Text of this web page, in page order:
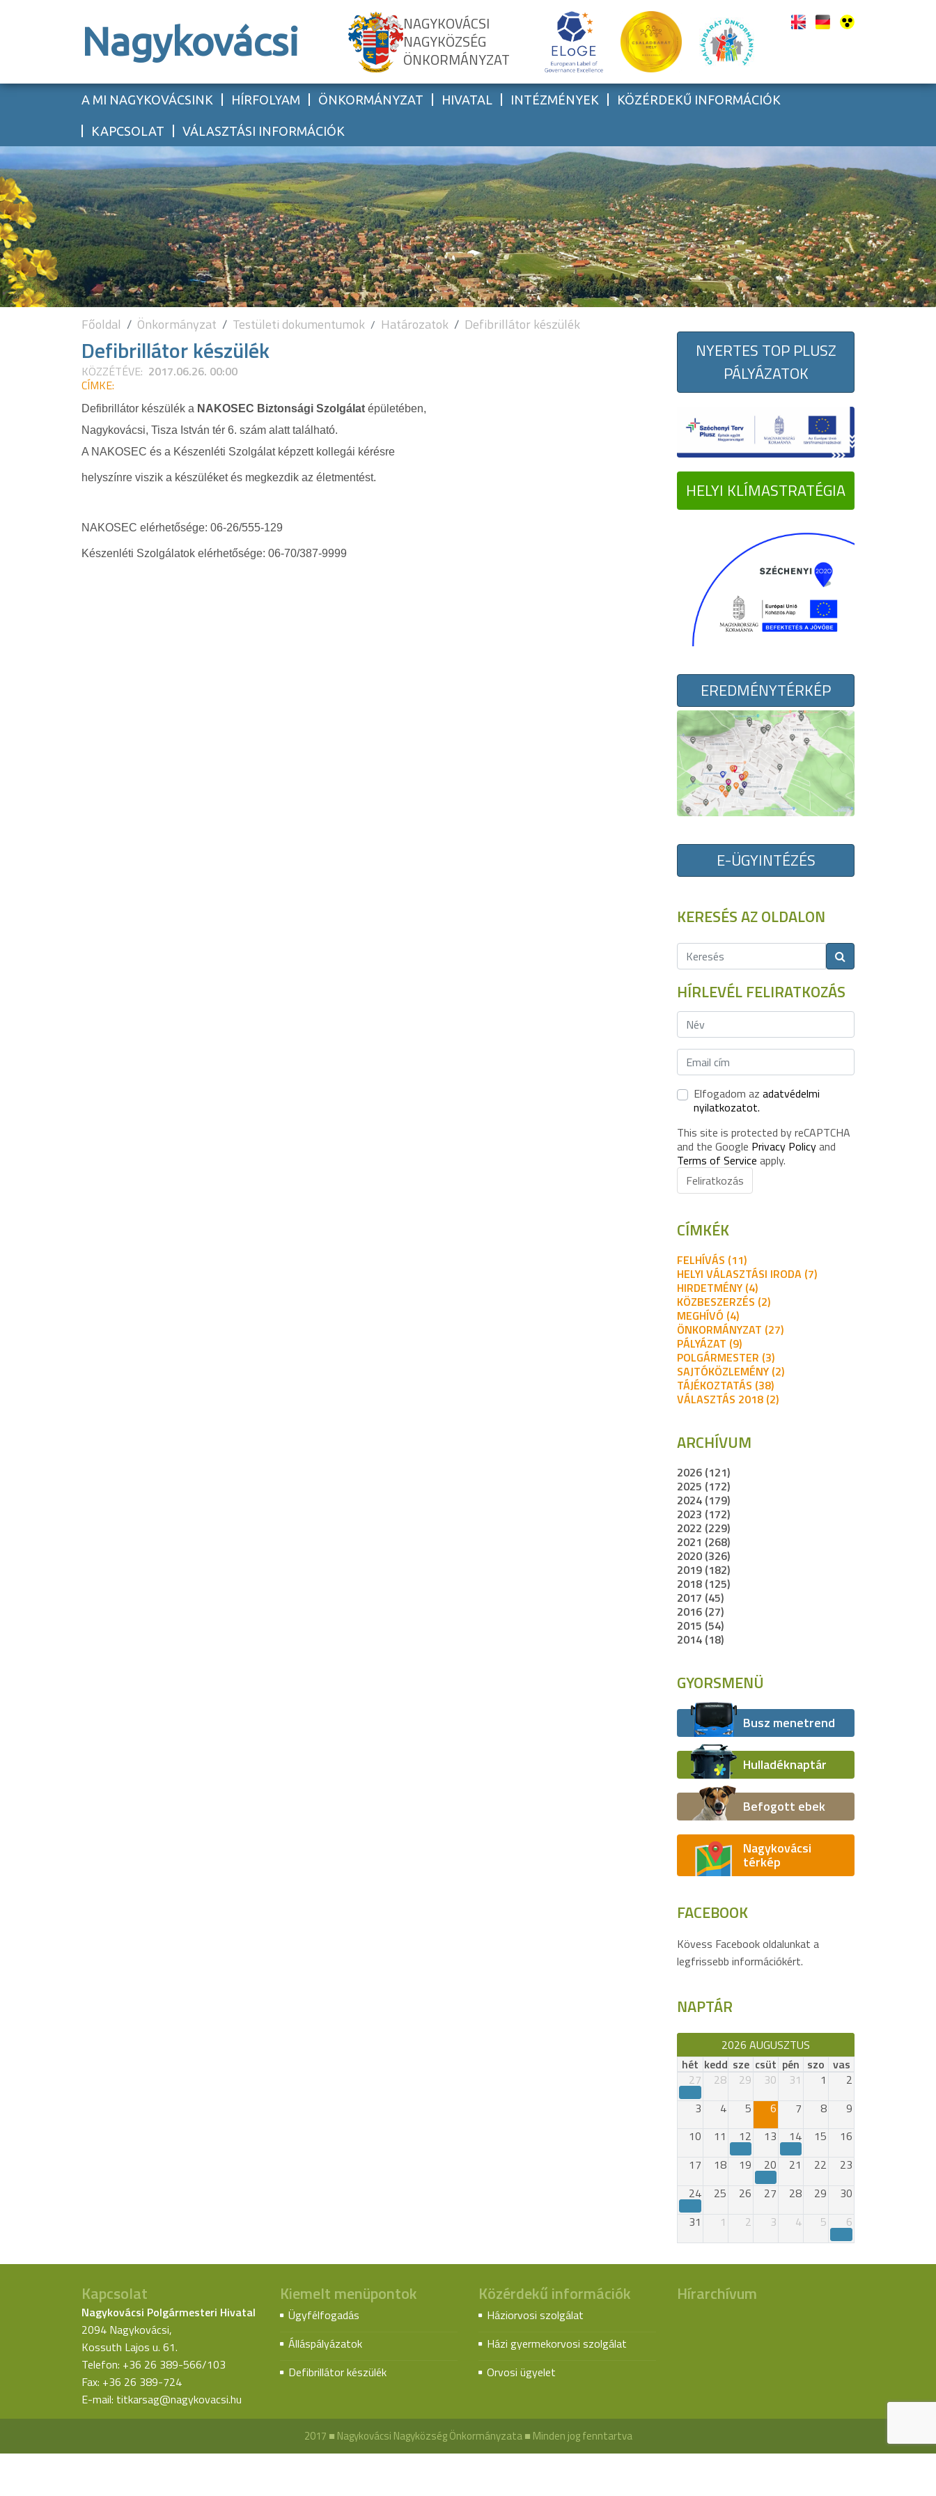
Nagykovácsi
NAGYKOVÁCSI
NAGYKÖZSÉG
ÖNKORMÁNYZAT
A MI NAGYKOVÁCSINK HÍRFOLYAM ÖNKORMÁNYZAT HIVATAL INTÉZMÉNYEK KÖZÉRDEKŰ INFORMÁCIÓK
KAPCSOLAT VÁLASZTÁSI INFORMÁCIÓK
Főoldal Önkormányzat Testületi dokumentumok Határozatok Defibrillátor készülék
Defibrillátor készülék
KÖZZÉTÉVE: 2017.06.26. 00:00
CÍMKE:
Defibrillátor készülék a NAKOSEC Biztonsági Szolgálat épületében,
Nagykovácsi, Tisza István tér 6. szám alatt található.
A NAKOSEC és a Készenléti Szolgálat képzett kollegái kérésre
helyszínre viszik a készüléket és megkezdik az életmentést.
NAKOSEC elérhetősége: 06-26/555-129
Készenléti Szolgálatok elérhetősége: 06-70/387-9999
NYERTES TOP PLUSZ
PÁLYÁZATOK
HELYI KLÍMASTRATÉGIA
EREDMÉNYTÉRKÉP
E-ÜGYINTÉZÉS
KERESÉS AZ OLDALON
HÍRLEVÉL FELIRATKOZÁS
Elfogadom az adatvédelmi
nyilatkozatot.
This site is protected by reCAPTCHA
and the Google Privacy Policyand
Terms of Service apply.
Feliratkozás
CÍMKÉK
FELHÍVÁS (11)
HELYI VÁLASZTÁSI IRODA (7)
HIRDETMÉNY (4)
KÖZBESZERZÉS (2)
MEGHÍVÓ (4)
ÖNKORMÁNYZAT (27)
PÁLYÁZAT (9)
POLGÁRMESTER (3)
SAJTÓKÖZLEMÉNY (2)
TÁJÉKOZTATÁS (38)
VÁLASZTÁS 2018 (2)
ARCHÍVUM
2026 (121)
2025 (172)
2024 (179)
2023 (172)
2022 (229)
2021 (268)
2020 (326)
2019 (182)
2018 (125)
2017 (45)
2016 (27)
2015 (54)
2014 (18)
GYORSMENÜ
Busz menetrend
Hulladéknaptár
Befogott ebek
Nagykovácsi
térkép
FACEBOOK
Kövess Facebook oldalunkat a
legfrissebb információkért.
NAPTÁR
2026 AUGUSZTUS
hét kedd sze csüt pén szo vas
27
28 29 30 31 1
2
3
4 5 6 7 8
9
10
11 12 13 14 15
16
17
18 19 20 21 22
23
24
25 26 27 28 29
30
31
1 2 3 4 5 6
Kapcsolat
Nagykovácsi Polgármesteri Hivatal
2094 Nagykovácsi,
Kossuth Lajos u. 61.
Telefon: +36 26 389-566/103
Fax: +36 26 389-724
E-mail: titkarsag@nagykovacsi.hu
Kiemelt menüpontok
Ügyfélfogadás
Álláspályázatok
Defibrillátor készülék
Közérdekű információk
Háziorvosi szolgálat
Házi gyermekorvosi szolgálat
Orvosi ügyelet
Hírarchívum
2017 ■ Nagykovácsi Nagyközség Önkormányzata ■ Minden jog fenntartva